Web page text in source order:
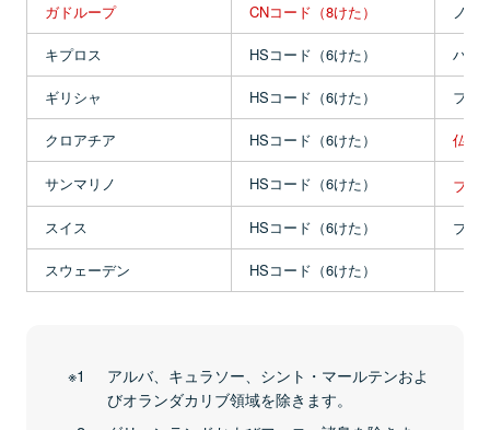
ガドループ CNコード（8けた） ノル
キプロス HSコード（6けた） ハン
ギリシャ HSコード（6けた） フィ
クロアチア HSコード（6けた） 仏領
サンマリノ HSコード（6けた） フラ
スイス HSコード（6けた） ブル
スウェーデン HSコード（6けた）
アルバ、キュラソー、シント・マールテンおよ
びオランダカリブ領域を除きます。